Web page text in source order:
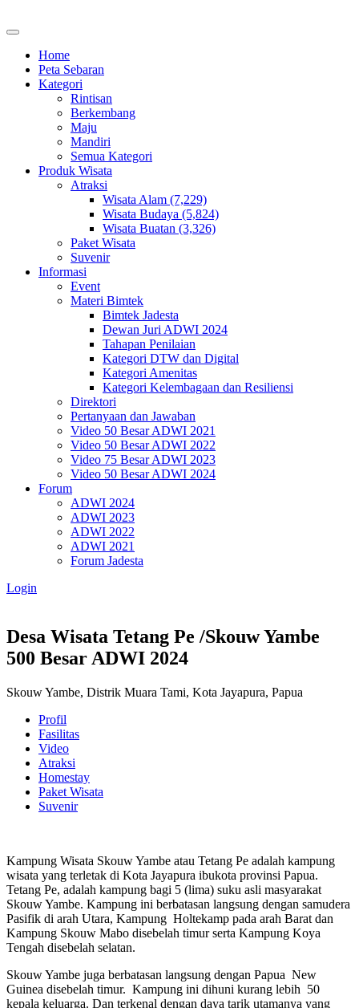
Home
Peta Sebaran
Kategori
Rintisan
Berkembang
Maju
Mandiri
Semua Kategori
Produk Wisata
Atraksi
Wisata Alam (7,229)
Wisata Budaya (5,824)
Wisata Buatan (3,326)
Paket Wisata
Suvenir
Informasi
Event
Materi Bimtek
Bimtek Jadesta
Dewan Juri ADWI 2024
Tahapan Penilaian
Kategori DTW dan Digital
Kategori Amenitas
Kategori Kelembagaan dan Resiliensi
Direktori
Pertanyaan dan Jawaban
Video 50 Besar ADWI 2021
Video 50 Besar ADWI 2022
Video 75 Besar ADWI 2023
Video 50 Besar ADWI 2024
Forum
ADWI 2024
ADWI 2023
ADWI 2022
ADWI 2021
Forum Jadesta
Login
Desa Wisata Tetang Pe /Skouw Yambe
500 Besar ADWI 2024
Skouw Yambe, Distrik Muara Tami, Kota Jayapura, Papua
Profil
Fasilitas
Video
Atraksi
Homestay
Paket Wisata
Suvenir
Kampung Wisata Skouw Yambe atau Tetang Pe adalah kampung
wisata yang terletak di Kota Jayapura ibukota provinsi Papua.
Tetang Pe, adalah kampung bagi 5 (lima) suku asli masyarakat
Skouw Yambe. Kampung ini berbatasan langsung dengan samudera
Pasifik di arah Utara, Kampung Holtekamp pada arah Barat dan
Kampung Skouw Mabo disebelah timur serta Kampung Koya
Tengah disebelah selatan.
Skouw Yambe juga berbatasan langsung dengan Papua New
Guinea disebelah timur. Kampung ini dihuni kurang lebih 50
kepala keluarga. Dan terkenal dengan daya tarik utamanya yang